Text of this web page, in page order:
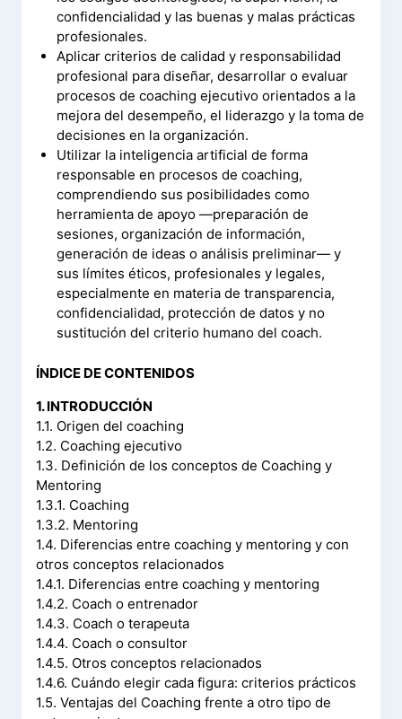
confidencialidad y las buenas y malas prácticas
profesionales.
Aplicar criterios de calidad y responsabilidad
profesional para diseñar, desarrollar o evaluar
procesos de coaching ejecutivo orientados a la
mejora del desempeño, el liderazgo y la toma de
decisiones en la organización.
Utilizar la inteligencia artificial de forma
responsable en procesos de coaching,
comprendiendo sus posibilidades como
herramienta de apoyo —preparación de
sesiones, organización de información,
generación de ideas o análisis preliminar— y
sus límites éticos, profesionales y legales,
especialmente en materia de transparencia,
confidencialidad, protección de datos y no
sustitución del criterio humano del coach.
ÍNDICE DE CONTENIDOS
1. INTRODUCCIÓN
1.1. Origen del coaching
1.2. Coaching ejecutivo
1.3. Definición de los conceptos de Coaching y
Mentoring
1.3.1. Coaching
1.3.2. Mentoring
1.4. Diferencias entre coaching y mentoring y con
otros conceptos relacionados
1.4.1. Diferencias entre coaching y mentoring
1.4.2. Coach o entrenador
1.4.3. Coach o terapeuta
1.4.4. Coach o consultor
1.4.5. Otros conceptos relacionados
1.4.6. Cuándo elegir cada figura: criterios prácticos
1.5. Ventajas del Coaching frente a otro tipo de